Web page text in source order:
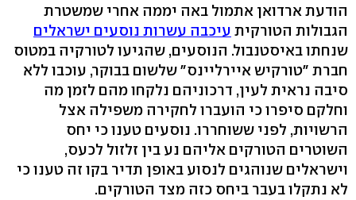
הודעת ארדואן אתמול באה יממה אחרי שמשטרת
הגבולות הטורקית עיכבה עשרות נוסעים ישראלים
שנחתו באיסטנבול. הנוסעים, שהגיעו לטורקיה במטוס
חברת "טורקיש איירליינס" שלשום בבוקר, עוכבו ללא
סיבה נראית לעין, דרכוניהם נלקחו מהם לזמן מה
וחלקם סיפרו כי הועברו לחקירה משפילה אצל
הרשויות, לפני ששוחררו. נוסעים טענו כי יחס
השוטרים הטורקים אליהם נע בין זלזול לכעס,
וישראלים שנוהגים לנסוע באופן תדיר בקו זה טענו כי
לא נתקלו בעבר ביחס כזה מצד הטורקים.